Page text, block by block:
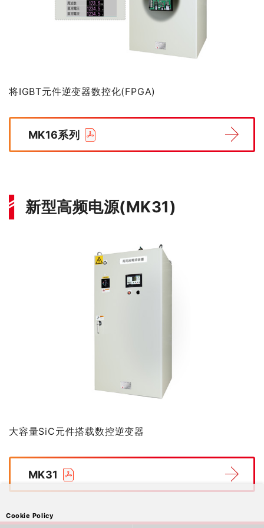
将IGBT元件逆变器数控化(FPGA)
MK16系列
新型高频电源(MK31)
大容量SiC元件搭载数控逆变器
MK31
Cookie Policy